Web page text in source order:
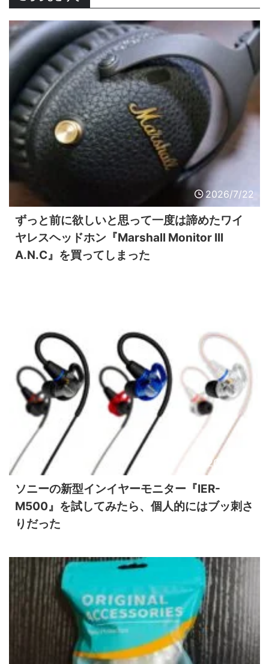
2026/7/22
ずっと前に欲しいと思って一度は諦めたワイ
ヤレスヘッドホン『Marshall Monitor III
A.N.C』を買ってしまった
2026/7/12
ソニーの新型インイヤーモニター『IER-
M500』を試してみたら、個人的にはブッ刺さ
りだった